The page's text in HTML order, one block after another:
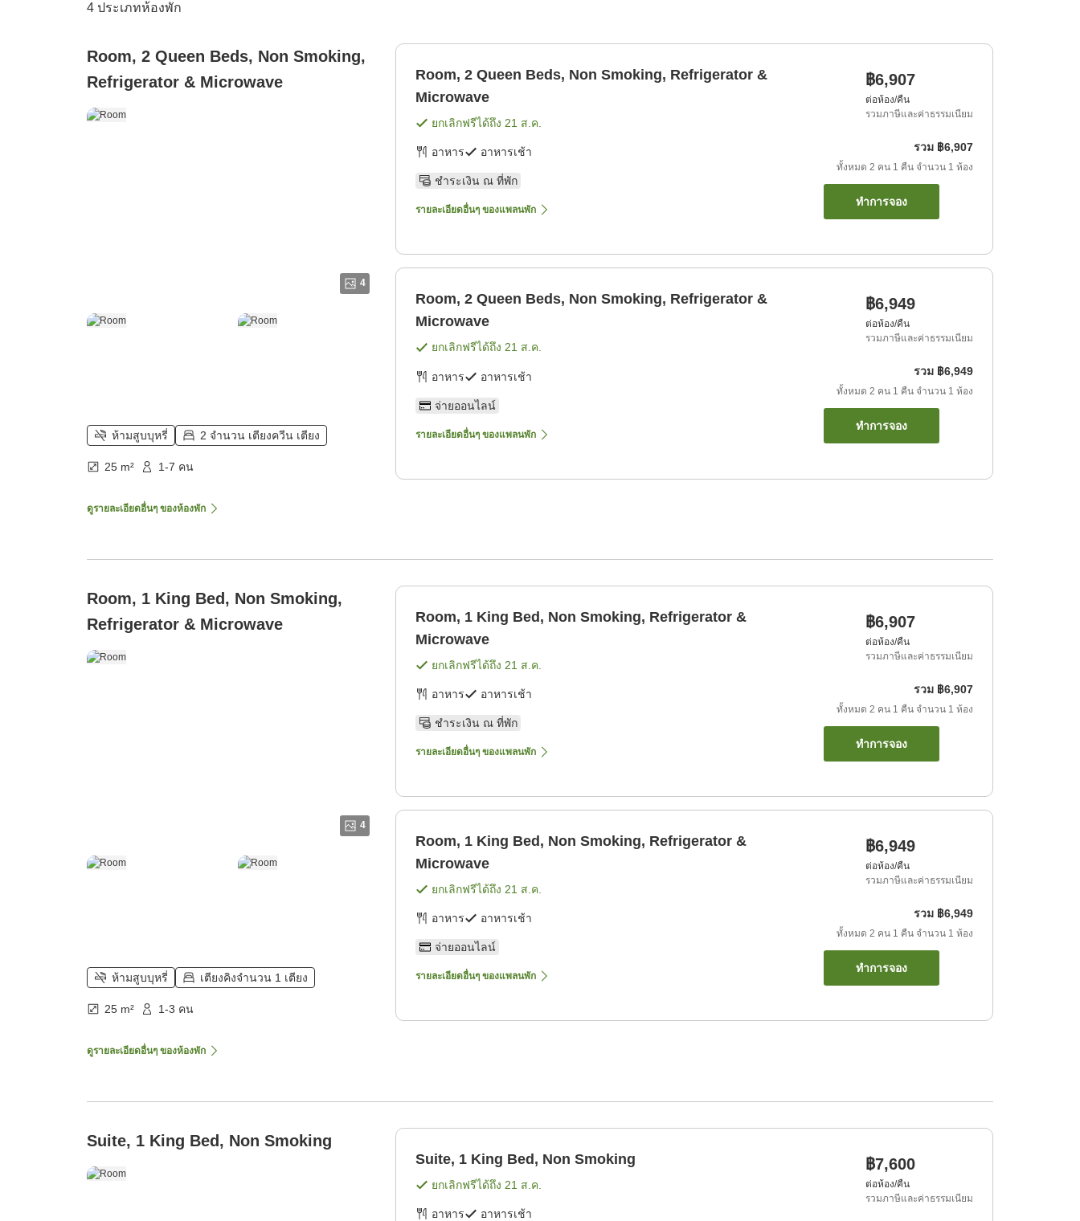
4 ประเภทห้องพัก
Room, 2 Queen Beds, Non Smoking,
Refrigerator & Microwave
4
ห้ามสูบบุหรี่ 2 จำนวน เตียงควีน เตียง
25 m² 1-7 คน
ดูรายละเอียดอื่นๆ ของห้องพัก
Room, 2 Queen Beds, Non Smoking, Refrigerator &
Microwave
ยกเลิกฟรีได้ถึง 21 ส.ค.
อาหาร อาหารเช้า
ชำระเงิน ณ ที่พัก
รายละเอียดอื่นๆ ของแพลนพัก
฿6,907
ต่อห้อง/คืน
รวมภาษีและค่าธรรมเนียม
รวม ฿6,907
ทั้งหมด 2 คน 1 คืน จำนวน 1 ห้อง
ทำการจอง
Room, 2 Queen Beds, Non Smoking, Refrigerator &
Microwave
ยกเลิกฟรีได้ถึง 21 ส.ค.
อาหาร อาหารเช้า
จ่ายออนไลน์
รายละเอียดอื่นๆ ของแพลนพัก
฿6,949
ต่อห้อง/คืน
รวมภาษีและค่าธรรมเนียม
รวม ฿6,949
ทั้งหมด 2 คน 1 คืน จำนวน 1 ห้อง
ทำการจอง
Room, 1 King Bed, Non Smoking,
Refrigerator & Microwave
4
ห้ามสูบบุหรี่ เตียงคิงจำนวน 1 เตียง
25 m² 1-3 คน
ดูรายละเอียดอื่นๆ ของห้องพัก
Room, 1 King Bed, Non Smoking, Refrigerator &
Microwave
ยกเลิกฟรีได้ถึง 21 ส.ค.
อาหาร อาหารเช้า
ชำระเงิน ณ ที่พัก
รายละเอียดอื่นๆ ของแพลนพัก
฿6,907
ต่อห้อง/คืน
รวมภาษีและค่าธรรมเนียม
รวม ฿6,907
ทั้งหมด 2 คน 1 คืน จำนวน 1 ห้อง
ทำการจอง
Room, 1 King Bed, Non Smoking, Refrigerator &
Microwave
ยกเลิกฟรีได้ถึง 21 ส.ค.
อาหาร อาหารเช้า
จ่ายออนไลน์
รายละเอียดอื่นๆ ของแพลนพัก
฿6,949
ต่อห้อง/คืน
รวมภาษีและค่าธรรมเนียม
รวม ฿6,949
ทั้งหมด 2 คน 1 คืน จำนวน 1 ห้อง
ทำการจอง
Suite, 1 King Bed, Non Smoking
Suite, 1 King Bed, Non Smoking
ยกเลิกฟรีได้ถึง 21 ส.ค.
อาหาร อาหารเช้า
฿7,600
ต่อห้อง/คืน
รวมภาษีและค่าธรรมเนียม